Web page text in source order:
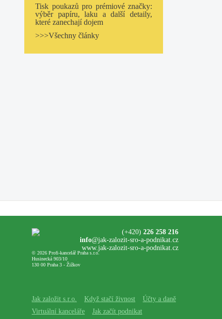
Tisk poukazů pro prémiové značky:
výběr papíru, laku a další detaily,
které zanechají dojem
>>>Všechny články
© 2026 Profi-kancelář Praha s.r.o.
Husinecká 903/10
130 00 Praha 3 - Žižkov
(+420) 226 258 216
info@jak-zalozit-sro-a-podnikat.cz
www.jak-zalozit-sro-a-podnikat.cz
Jak založit s.r.o. Když stačí živnost
Účty a daně
Virtuální kanceláře
Jak začít podnikat